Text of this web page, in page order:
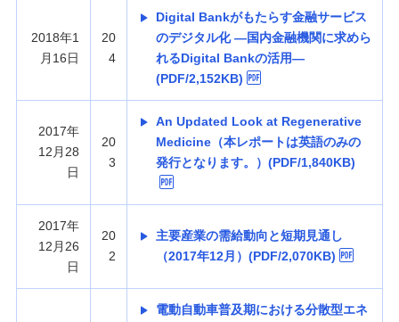
2018年1
月16日
20
4
Digital Bankがもたらす金融サービス
のデジタル化 —国内金融機関に求めら
れるDigital Bankの活用—
(PDF/2,152KB)
2017年
12月28
日
20
3
An Updated Look at Regenerative
Medicine（本レポートは英語のみの
発行となります。）(PDF/1,840KB)
2017年
12月26
日
20
2
主要産業の需給動向と短期見通し
（2017年12月）(PDF/2,070KB)
電動自動車普及期における分散型エネ